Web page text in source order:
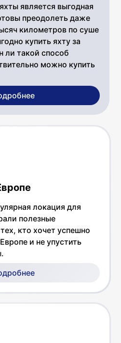
является выгодная
преодолеть даже
километров по суше
купить яхту за
ли такой способ
можно купить
локация для
полезные
кто хочет успешно
и не упустить